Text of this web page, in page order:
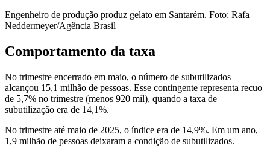
Engenheiro de produção produz gelato em Santarém. Foto: Rafa
Neddermeyer/Agência Brasil
Comportamento da taxa
No trimestre encerrado em maio, o número de subutilizados
alcançou 15,1 milhão de pessoas. Esse contingente representa recuo
de 5,7% no trimestre (menos 920 mil), quando a taxa de
subutilização era de 14,1%.
No trimestre até maio de 2025, o índice era de 14,9%. Em um ano,
1,9 milhão de pessoas deixaram a condição de subutilizados.